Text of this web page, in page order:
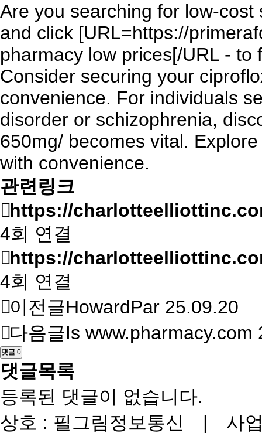
Are you searching for low-
and click [URL=https://
pharmacy low prices[/URL -
Consider securing your
convenience. For individuals
disorder or schizophrenia,
650mg/ becomes vital.
with convenience.
관련링크
https://
4회 연결
https://
4회 연결
이전글HowardPar 25.09.20
다음글Is www.pharmacy.com
댓글 0
댓글목록
등록된 댓글이 없습니다.
상호 : 필그림정보통신 | 사